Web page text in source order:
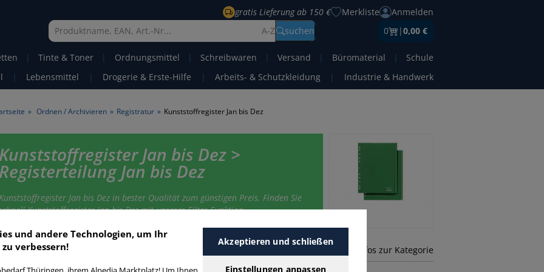
gratis Lieferung ab 150 € Merkliste
Anmelden
A-Z
suchen 0 |0,00 €
| Tinte & Toner | Ordnungsmittel | Schreibwaren | Versand | Büromaterial |
Schule
| Lebensmittel | Drogerie & Erste-Hilfe | Arbeits- & Schutzkleidung | Industrie & Handwerk
» Ordnen / Archivieren » Registratur » Kunststoffregister Jan bis Dez
Jan bis Dez >
Jan bis Dez
Jan bis Dez in bester Qualität zum günstigen Preis. Finden Sie
Kunststoffregister Jan bis Dez mit unserer Filter-Funktion.
Jan bis Dez mehr Infos zur Kategorie
und andere Technologien, um Ihr
verbessern!
Akzeptieren und schließen
Einstellungen anpassen